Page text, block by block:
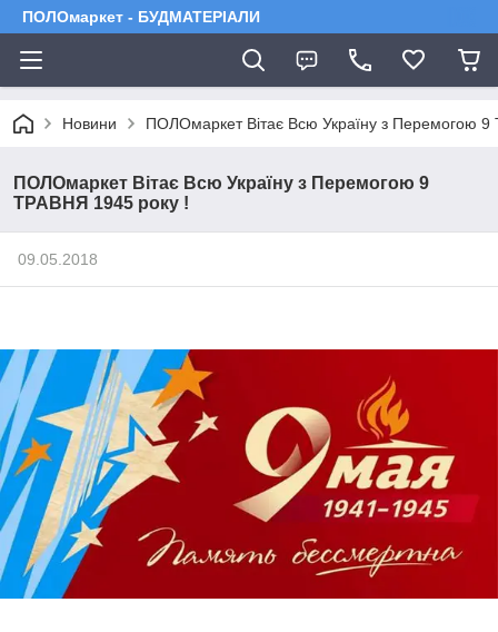
ПОЛОмаркет - БУДМАТЕРІАЛИ
Новини ПОЛОмаркет Вітає Всю Україну з Перемогою
ПОЛОмаркет Вітає Всю Україну з Перемогою 9
ТРАВНЯ 1945 року !
09.05.2018